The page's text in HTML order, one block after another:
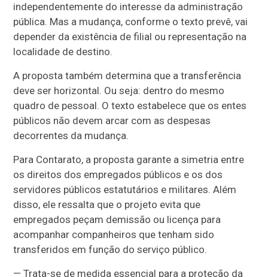
independentemente do interesse da administração
pública. Mas a mudança, conforme o texto prevê, vai
depender da existência de filial ou representação na
localidade de destino.
A proposta também determina que a transferência
deve ser horizontal. Ou seja: dentro do mesmo
quadro de pessoal. O texto estabelece que os entes
públicos não devem arcar com as despesas
decorrentes da mudança.
Para Contarato, a proposta garante a simetria entre
os direitos dos empregados públicos e os dos
servidores públicos estatutários e militares. Além
disso, ele ressalta que o projeto evita que
empregados peçam demissão ou licença para
acompanhar companheiros que tenham sido
transferidos em função do serviço público.
— Trata-se de medida essencial para a proteção da